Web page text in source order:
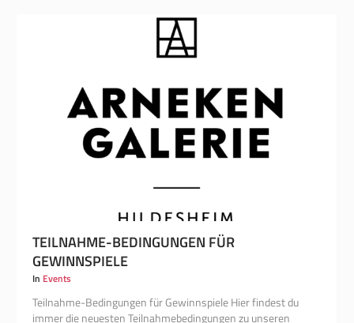
TEILNAHME-BEDINGUNGEN FÜR
GEWINNSPIELE
In Events
Teilnahme-Bedingungen für Gewinnspiele Hier findest du
immer die neuesten Teilnahmebedingungen zu unseren